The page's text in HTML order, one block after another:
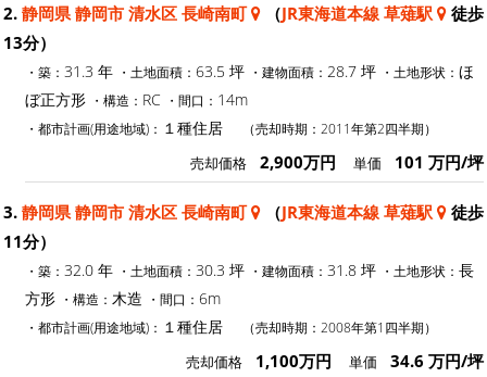
2. 静岡県 静岡市 清水区 長崎南町 （JR東海道本線 草薙駅
徒歩
13分）
・築： 31.3 年 ・土地面積： 63.5 坪 ・建物面積： 28.7 坪 ・土地形状： ほ
ぼ正方形 ・構造： RC ・間口： 14m
・都市計画(用途地域)： １種住居 （売却時期：2011年第2四半期）
売却価格 2,900万円 単価 101 万円/坪
3. 静岡県 静岡市 清水区 長崎南町 （JR東海道本線 草薙駅
徒歩
11分）
・築： 32.0 年 ・土地面積： 30.3 坪 ・建物面積： 31.8 坪 ・土地形状： 長
方形 ・構造： 木造 ・間口： 6m
・都市計画(用途地域)： １種住居 （売却時期：2008年第1四半期）
売却価格 1,100万円 単価 34.6 万円/坪